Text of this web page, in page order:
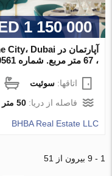
1 150 000 AED
، 67 متر مربع. شماره 340561
اتاقها:سوئیت
فاصله از دریا:50 متر
BHBA Real Estate LLC
1 - 9 بیرون از 51